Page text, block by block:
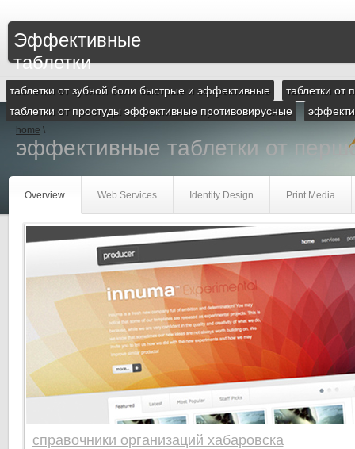
Эффективные
таблетки
таблетки от зубной боли быстрые и эффективные
таблетки от
таблетки от простуды эффективные противовирусные
home \
эффективные таблетки от
Overview Web Services Identity Design Print Media
справочники организаций хабаровска